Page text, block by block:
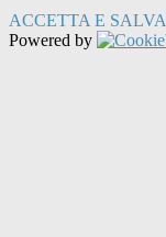
ACCETTA E SALVA
Powered by